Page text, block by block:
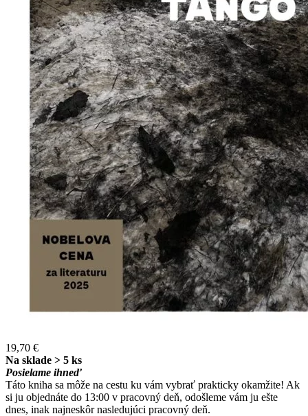
19,70 €
Na sklade > 5 ks
Posielame ihneď
Táto kniha sa môže na cestu ku vám vybrať prakticky okamžite! Ak
si ju objednáte do 13:00 v pracovný deň, odošleme vám ju ešte
dnes, inak najneskôr nasledujúci pracovný deň.